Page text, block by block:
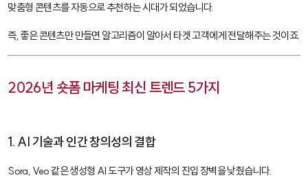
맞춤형 콘텐츠를 자동으로 추천하는 시대가 되었습니다.
즉, 좋은 콘텐츠만 만들면 알고리즘이 알아서 타겟 고객에게 전달해주는 것이죠.
2026년 숏폼 마케팅 최신 트렌드 5가지
1. AI 기술과 인간 창의성의 결합
Sora Veo같은 생성형 AI 도구가 영상 제작의 진입 장벽을 낮췄습니다.